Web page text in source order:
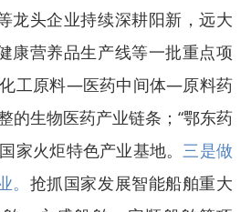
龙头企业持续深耕阳新，远大
康营养品生产线等一批重点项
化工原料—医药中间体—原料药
的生物医药产业链条；“鄂东药
家火炬特色产业基地。 三是做
抢抓国家发展智能船舶重大